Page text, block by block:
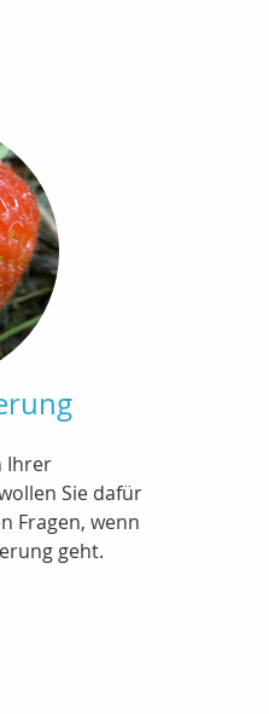
Ihrer
Sie dafür
Fragen, wenn
geht.